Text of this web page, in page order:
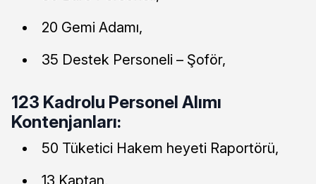
20 Gemi Adamı,
35 Destek Personeli – Şoför,
123 Kadrolu Personel Alımı
Kontenjanları:
50 Tüketici Hakem heyeti Raportörü,
13 Kaptan,